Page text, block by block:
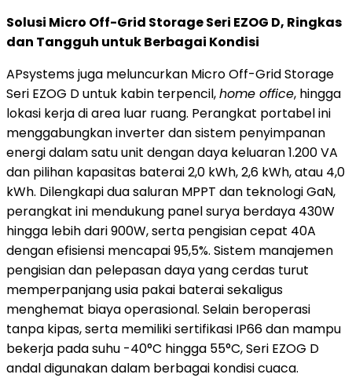
Solusi Micro Off-Grid Storage Seri EZOG D, Ringkas
dan Tangguh untuk Berbagai Kondisi
APsystems juga meluncurkan Micro Off-Grid Storage
Seri EZOG D untuk kabin terpencil,home office, hingga
lokasi kerja di area luar ruang. Perangkat portabel ini
menggabungkan inverter dan sistem penyimpanan
energi dalam satu unit dengan daya keluaran 1.200 VA
dan pilihan kapasitas baterai 2,0 kWh, 2,6 kWh, atau 4,0
kWh. Dilengkapi dua saluran MPPT dan teknologi GaN,
perangkat ini mendukung panel surya berdaya 430W
hingga lebih dari 900W, serta pengisian cepat 40A
dengan efisiensi mencapai 95,5%. Sistem manajemen
pengisian dan pelepasan daya yang cerdas turut
memperpanjang usia pakai baterai sekaligus
menghemat biaya operasional. Selain beroperasi
tanpa kipas, serta memiliki sertifikasi IP66 dan mampu
bekerja pada suhu -40°C hingga 55°C, Seri EZOG D
andal digunakan dalam berbagai kondisi cuaca.